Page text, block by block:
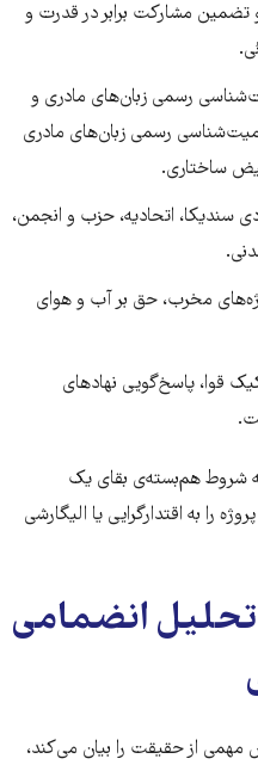
مشارکت برابر در قدرت و
رسمی زبان‌های مادری و
رسمی زبان‌های مادری
ساختاری.
سندیکا، اتحادیه، حزب و انجمن،
مخرب، حق بر آب و هوای
قوا، پاسخ‌گویی نهادهای
شروط هم‌بسته‌ی بقای یک
را به اقتدارگرایی یا الیگارشی
تحلیل انضمامی
مهمی از حقیقت را بیان می‌کند،